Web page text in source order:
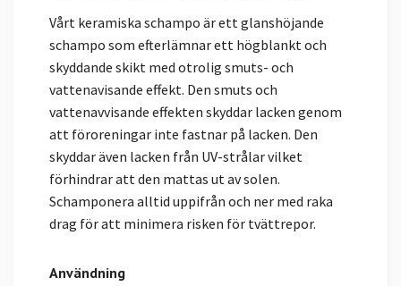
Vårt keramiska schampo är ett glanshöjande
schampo som efterlämnar ett högblankt och
skyddande skikt med otrolig smuts- och
vattenavisande effekt. Den smuts och
vattenavvisande effekten skyddar lacken genom
att föroreningar inte fastnar på lacken. Den
skyddar även lacken från UV-strålar vilket
förhindrar att den mattas ut av solen.
Schamponera alltid uppifrån och ner med raka
drag för att minimera risken för tvättrepor.
Användning